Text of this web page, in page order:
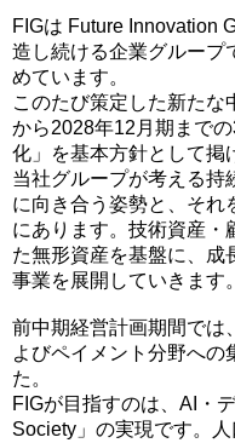
FIGは Future Innovation
造し続ける企業グループ
めています。
このたび策定した新たな
から2028年12月期まで
化」を基本方針として掲
当社グループが考える持
に向き合う姿勢と、それ
にあります。技術資産・
た無形資産を基盤に、成
事業を展開していきます。
前中期経営計画期間では
よびペイメント分野への
た。
FIGが目指すのは、AI・
Society」の実現です。